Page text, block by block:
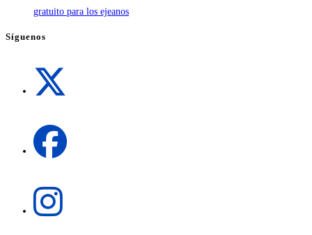
gratuito para los ejeanos
Síguenos
pestaña
abre
abre